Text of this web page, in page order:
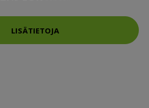
LISÄTIETOJA